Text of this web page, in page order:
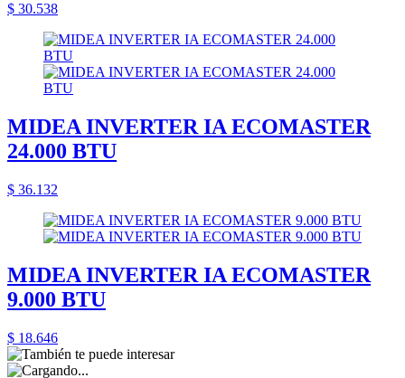
$ 30.538
MIDEA INVERTER IA ECOMASTER
24.000 BTU
$ 36.132
MIDEA INVERTER IA ECOMASTER
9.000 BTU
$ 18.646